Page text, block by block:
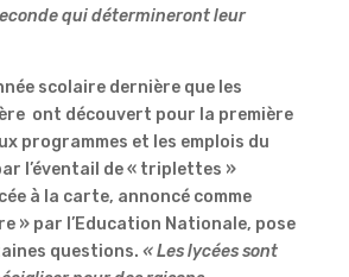
qui détermineront leur
scolaire dernière que les
ont découvert pour la première
programmes et les emplois du
l’éventail de « triplettes »
à la carte, annoncé comme
» par l’Education Nationale, pose
questions. « Les lycées sont